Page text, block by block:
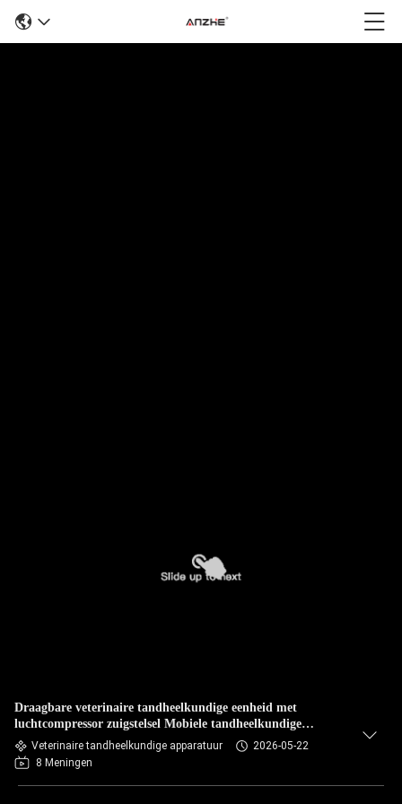
Draagbare veterinaire tandheelkundige eenheid met
luchtcompressor zuigstelsel Mobiele tandheelkundige
behandelmachine voor huisdieren voor dierenklinieken
Veterinaire tandheelkundige apparatuur
2026-05-22
8 Meningen